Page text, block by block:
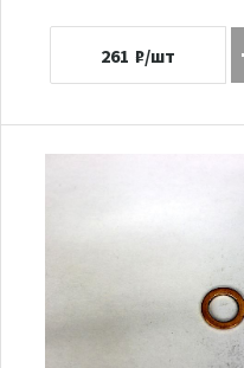
261 ₽/шт